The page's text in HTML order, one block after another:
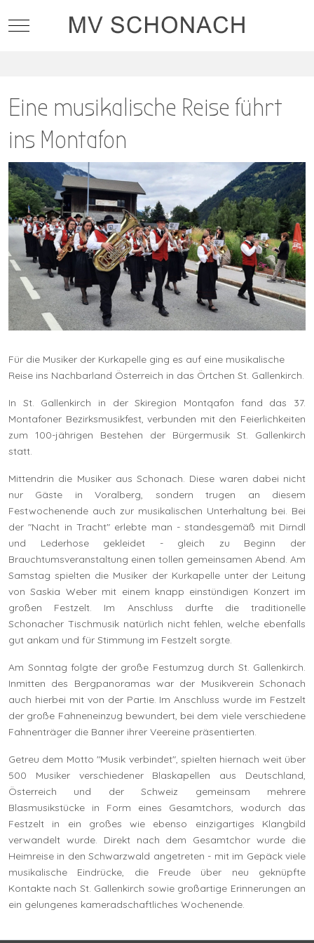
Mobile Menu Toggle
Eine musikalische Reise führt
ins Montafon
Für die Musiker der Kurkapelle ging es auf eine musikalische
Reise ins Nachbarland Österreich in das Örtchen St. Gallenkirch.
In St. Gallenkirch in der Skiregion Montqafon fand das 37.
Montafoner Bezirksmusikfest, verbunden mit den Feierlichkeiten
zum 100-jährigen Bestehen der Bürgermusik St. Gallenkirch
statt.
Mittendrin die Musiker aus Schonach. Diese waren dabei nicht
nur Gäste in Voralberg, sondern trugen an diesem
Festwochenende auch zur musikalischen Unterhaltung bei. Bei
der "Nacht in Tracht" erlebte man - standesgemäß mit Dirndl
und Lederhose gekleidet - gleich zu Beginn der
Brauchtumsveranstaltung einen tollen gemeinsamen Abend. Am
Samstag spielten die Musiker der Kurkapelle unter der Leitung
von Saskia Weber mit einem knapp einstündigen Konzert im
großen Festzelt. Im Anschluss durfte die traditionelle
Schonacher Tischmusik natürlich nicht fehlen, welche ebenfalls
gut ankam und für Stimmung im Festzelt sorgte.
Am Sonntag folgte der große Festumzug durch St. Gallenkirch.
Inmitten des Bergpanoramas war der Musikverein Schonach
auch hierbei mit von der Partie. Im Anschluss wurde im Festzelt
der große Fahneneinzug bewundert, bei dem viele verschiedene
Fahnenträger die Banner ihrer Veereine präsentierten.
Getreu dem Motto "Musik verbindet", spielten hiernach weit über
500 Musiker verschiedener Blaskapellen aus Deutschland,
Österreich und der Schweiz gemeinsam mehrere
Blasmusikstücke in Form eines Gesamtchors, wodurch das
Festzelt in ein großes wie ebenso einzigartiges Klangbild
verwandelt wurde. Direkt nach dem Gesamtchor wurde die
Heimreise in den Schwarzwald angetreten - mit im Gepäck viele
musikalische Eindrücke, die Freude über neu geknüpfte
Kontakte nach St. Gallenkirch sowie großartige Erinnerungen an
ein gelungenes kameradschaftliches Wochenende.